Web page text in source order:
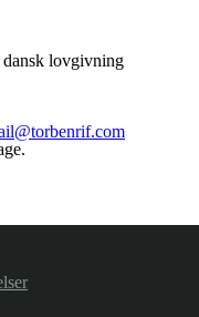
dansk lovgivning